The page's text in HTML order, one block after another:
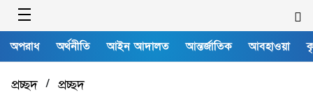
অপরাধ অর্থনীতি আইন আদালত আন্তর্জাতিক আবহাওয়া
প্রচ্ছদ/ প্রচ্ছদ